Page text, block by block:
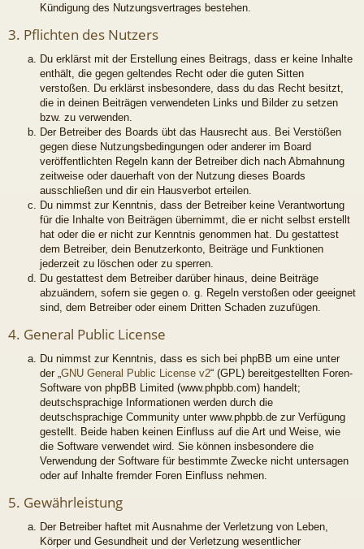
Kündigung des Nutzungsvertrages bestehen.
3. Pflichten des Nutzers
Du erklärst mit der Erstellung eines Beitrags, dass er keine Inhalte
enthält, die gegen geltendes Recht oder die guten Sitten
verstoßen. Du erklärst insbesondere, dass du das Recht besitzt,
die in deinen Beiträgen verwendeten Links und Bilder zu setzen
bzw. zu verwenden.
Der Betreiber des Boards übt das Hausrecht aus. Bei Verstößen
gegen diese Nutzungsbedingungen oder anderer im Board
veröffentlichten Regeln kann der Betreiber dich nach Abmahnung
zeitweise oder dauerhaft von der Nutzung dieses Boards
ausschließen und dir ein Hausverbot erteilen.
Du nimmst zur Kenntnis, dass der Betreiber keine Verantwortung
für die Inhalte von Beiträgen übernimmt, die er nicht selbst erstellt
hat oder die er nicht zur Kenntnis genommen hat. Du gestattest
dem Betreiber, dein Benutzerkonto, Beiträge und Funktionen
jederzeit zu löschen oder zu sperren.
Du gestattest dem Betreiber darüber hinaus, deine Beiträge
abzuändern, sofern sie gegen o. g. Regeln verstoßen oder geeignet
sind, dem Betreiber oder einem Dritten Schaden zuzufügen.
4. General Public License
Du nimmst zur Kenntnis, dass es sich bei phpBB um eine unter
der „GNU General Public License v2“ (GPL) bereitgestellten Foren-
Software von phpBB Limited (www.phpbb.com) handelt;
deutschsprachige Informationen werden durch die
deutschsprachige Community unter www.phpbb.de zur Verfügung
gestellt. Beide haben keinen Einfluss auf die Art und Weise, wie
die Software verwendet wird. Sie können insbesondere die
Verwendung der Software für bestimmte Zwecke nicht untersagen
oder auf Inhalte fremder Foren Einfluss nehmen.
5. Gewährleistung
Der Betreiber haftet mit Ausnahme der Verletzung von Leben,
Körper und Gesundheit und der Verletzung wesentlicher